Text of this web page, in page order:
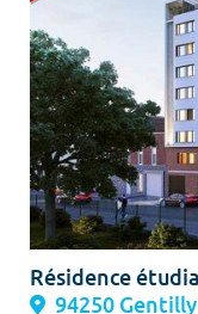
Résidence
94250 Gentilly